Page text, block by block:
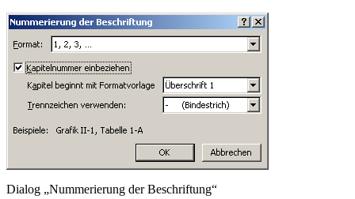
Dialog „Nummerierung der Beschriftung“